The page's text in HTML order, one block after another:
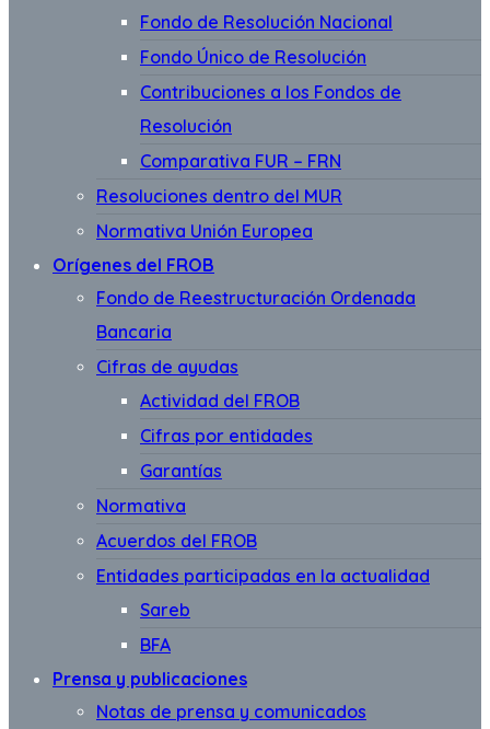
Fondo de Resolución Nacional
Fondo Único de Resolución
Contribuciones a los Fondos de
Resolución
Comparativa FUR – FRN
Resoluciones dentro del MUR
Normativa Unión Europea
Orígenes del FROB
Fondo de Reestructuración Ordenada
Bancaria
Cifras de ayudas
Actividad del FROB
Cifras por entidades
Garantías
Normativa
Acuerdos del FROB
Entidades participadas en la actualidad
Sareb
BFA
Prensa y publicaciones
Notas de prensa y comunicados